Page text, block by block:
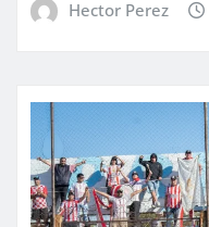
Hector Perez